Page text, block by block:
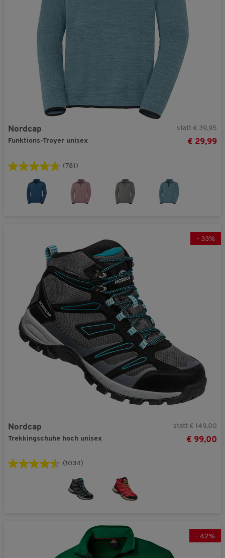
Nordcap
Funktions-Troyer unisex
statt € 39,95
€ 29,99
(781)
- 33%
Nordcap
Trekkingschuhe hoch unisex
statt € 149,00
€ 99,00
(1034)
- 42%